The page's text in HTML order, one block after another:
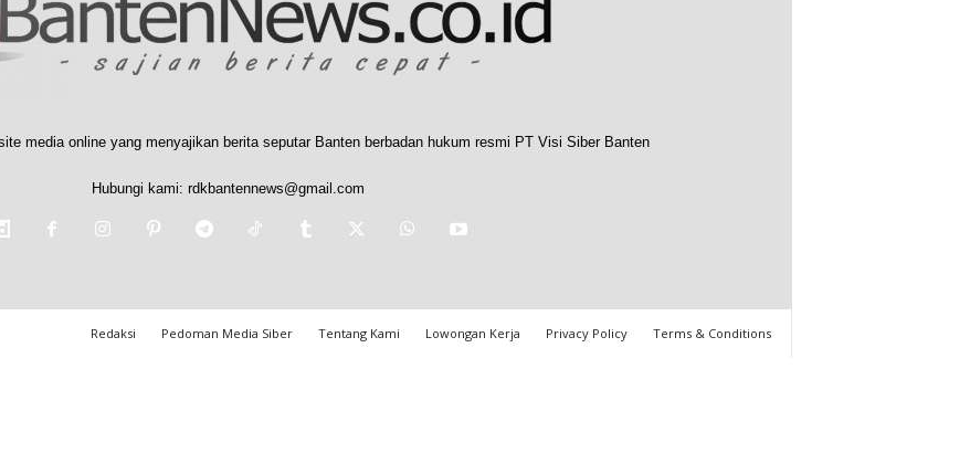
media online yang menyajikan berita seputar Banten berbadan hukum resmi PT Visi Siber Banten
Hubungi kami: rdkbantennews@gmail.com
Redaksi Pedoman Media Siber Tentang Kami Lowongan Kerja Privacy Policy Terms & Conditions